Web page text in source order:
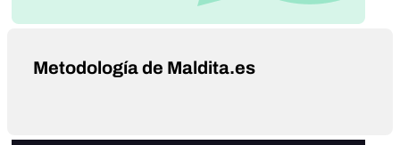
Metodología de Maldita.es